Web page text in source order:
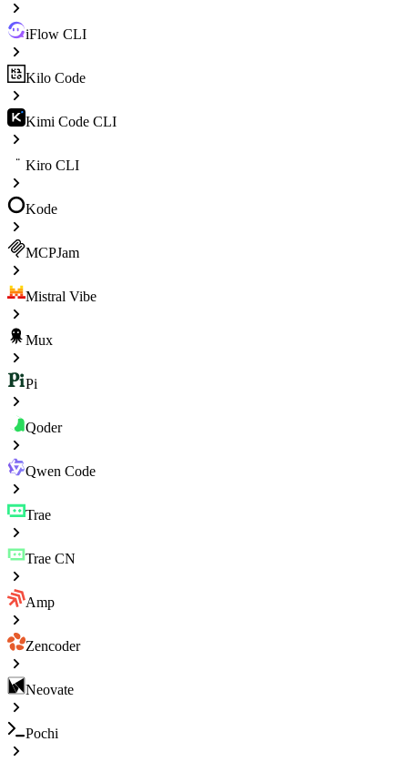
iFlow CLI
Kilo Code
Kimi Code CLI
Kiro CLI
Kode
MCPJam
Mistral Vibe
Mux
Pi
Qoder
Qwen Code
Trae
Trae CN
Amp
Zencoder
Neovate
Pochi